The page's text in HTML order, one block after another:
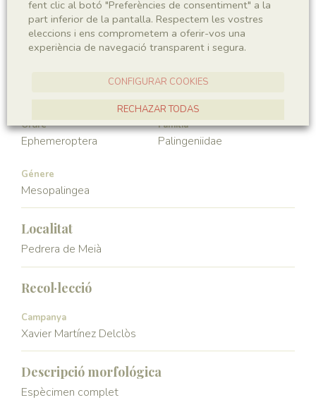
Regne
Animalia
Phyllum
Arthropoda
Classe
Ordre
Ephemeroptera
Familia
Palingeniidae
Génere
Mesopalingea
Localitat
Pedrera de Meià
Recol·lecció
Campanya
Xavier Martínez Delclòs
Descripció morfológica
Espècimen complet
fent clic al botó "Preferències de consentiment" a la
part inferior de la pantalla. Respectem les vostres
eleccions i ens comprometem a oferir-vos una
experiència de navegació transparent i segura.
CONFIGURAR COOKIES
RECHAZAR TODAS
ACCEPTAR TOTES